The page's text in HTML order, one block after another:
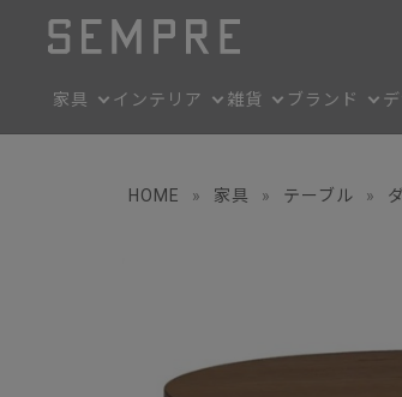
家具 インテリア 雑貨 ブランド
HOME » 家具 » テーブル »